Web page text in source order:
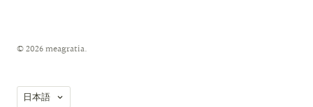
© 2026meagratia.
言日本語